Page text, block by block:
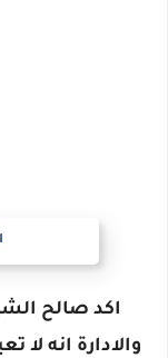
اكد صالح